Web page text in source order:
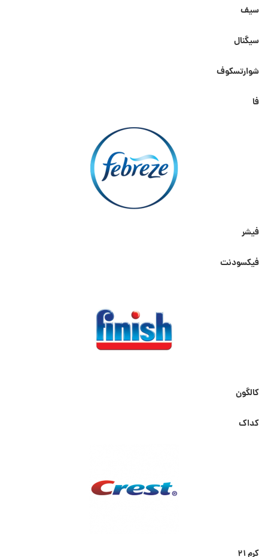
سیف
سیگنال
شوارتسکوف
فا
فیشر
فیکسودنت
کالگون
کداک
کرم ۲۱